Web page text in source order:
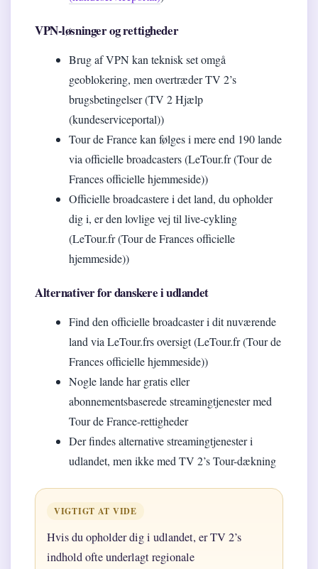
VPN-løsninger og rettigheder
Brug af VPN kan teknisk set omgå
geoblokering, men overtræder TV 2’s
brugsbetingelser (TV 2 Hjælp
(kundeserviceportal))
Tour de France kan følges i mere end 190 lande
via officielle broadcasters (LeTour.fr (Tour de
Frances officielle hjemmeside))
Officielle broadcastere i det land, du opholder
dig i, er den lovlige vej til live-cykling
(LeTour.fr (Tour de Frances officielle
hjemmeside))
Alternativer for danskere i udlandet
Find den officielle broadcaster i dit nuværende
land via LeTour.frs oversigt (LeTour.fr (Tour de
Frances officielle hjemmeside))
Nogle lande har gratis eller
abonnementsbaserede streamingtjenester med
Tour de France-rettigheder
Der findes alternative streamingtjenester i
udlandet, men ikke med TV 2’s Tour-dækning
VIGTIGT AT VIDE
Hvis du opholder dig i udlandet, er TV 2’s
indhold ofte underlagt regionale